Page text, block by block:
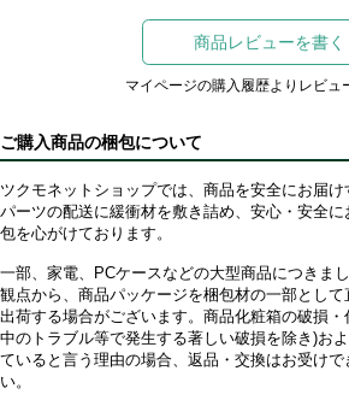
商品レビューを書く
マイページの購入履歴よりレビュ
ご購入商品の梱包について
ツクモネットショップでは、商品を安全にお届
パーツの配送に緩衝材を敷き詰め、安心・安全
包を心がけております。
一部、家電、PCケースなどの大型商品につきま
観点から、商品パッケージを梱包材の一部とし
出荷する場合がございます。商品化粧箱の破損
中のトラブル等で発生する著しい破損を除き)お
ていると言う理由の場合、返品・交換はお受け
い。